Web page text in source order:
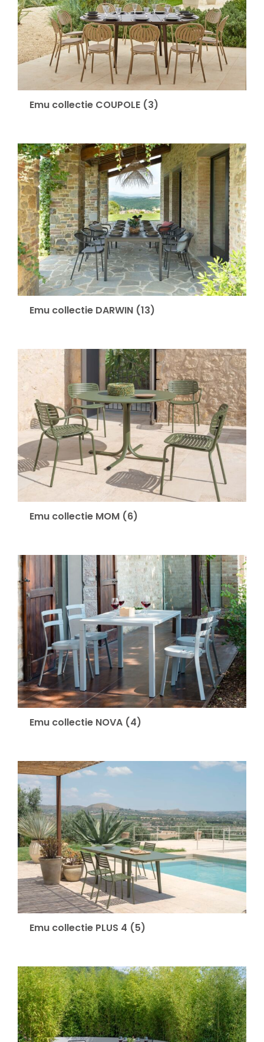
Onze merken
Emu collectie COUPOLE (3)
Emu collectie DARWIN (13)
Emu collectie MOM (6)
Emu collectie NOVA (4)
Emu collectie PLUS 4 (5)